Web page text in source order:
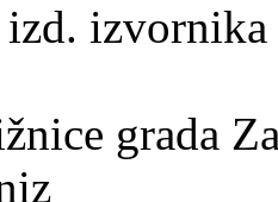
izvornika
grada